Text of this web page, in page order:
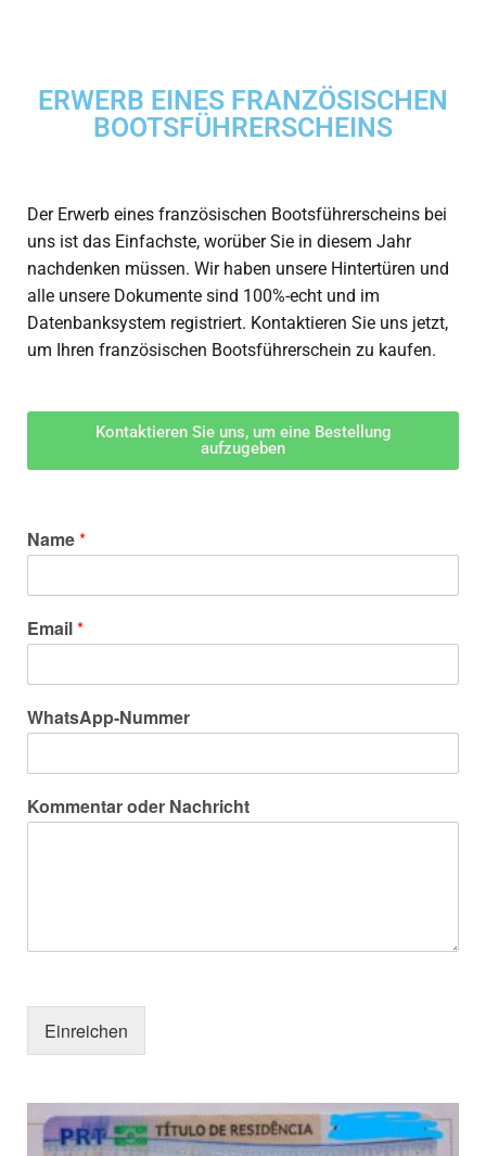
ERWERB EINES FRANZÖSISCHEN
BOOTSFÜHRERSCHEINS
Der Erwerb eines französischen Bootsführerscheins bei
uns ist das Einfachste, worüber Sie in diesem Jahr
nachdenken müssen. Wir haben unsere Hintertüren und
alle unsere Dokumente sind 100%-echt und im
Datenbanksystem registriert. Kontaktieren Sie uns jetzt,
um Ihren französischen Bootsführerschein zu kaufen.
Kontaktieren Sie uns, um eine Bestellung
aufzugeben
Name*
Email*
WhatsApp-Nummer
Kommentar oder Nachricht
Einreichen